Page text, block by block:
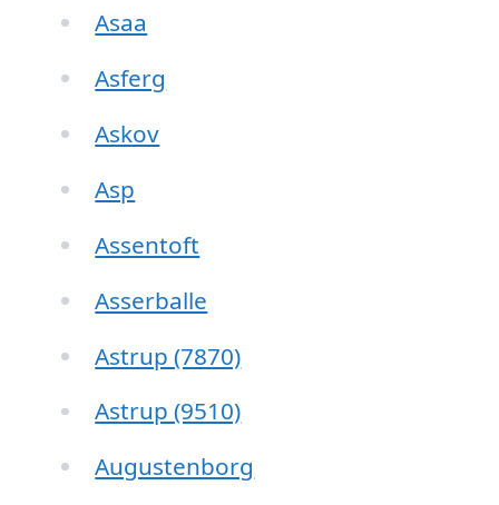
Asaa
Asferg
Askov
Asp
Assentoft
Asserballe
Astrup (7870)
Astrup (9510)
Augustenborg